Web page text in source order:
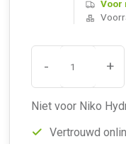
Voor
- +
Niet voor Niko
Vertrouwd